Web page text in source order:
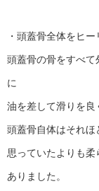
・頭蓋骨全体をヒー
頭蓋骨の骨をすべ
に
油を差して滑りを良
頭蓋骨自体はそれほ
思っていたよりも
ありました。